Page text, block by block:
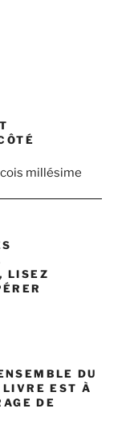
LISEZ
DU
LIVRE EST À
DE